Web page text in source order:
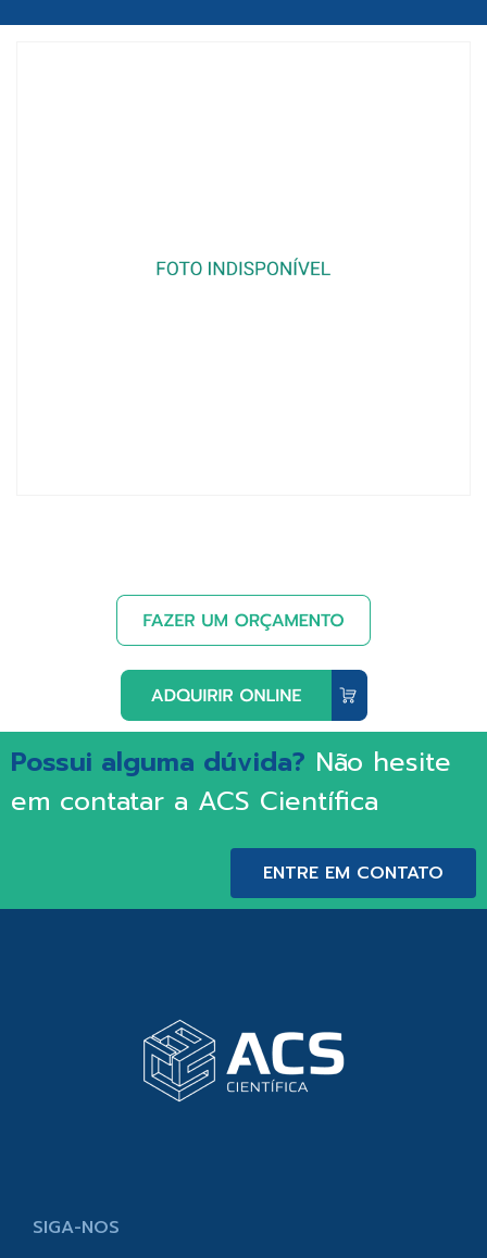
Possui alguma dúvida? Não hesite
em contatar a ACS Científica
ENTRE EM CONTATO
SIGA-NOS